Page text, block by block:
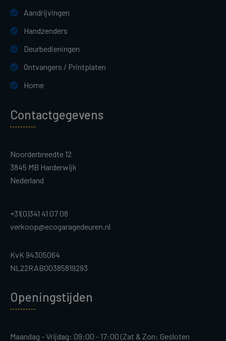
Aandrijvingen
Handzenders
Deurbedieningen
Ontvangers / Printplaten
Home
Contactgegevens
Noorderbreedte 12
3845 MB Harderwijk
Nederland
+31(0)341 41 07 08
verkoop@ecogaragedeuren.nl
KvK 94305064
NL22RABO0385819293
Openingstijden
Maandag - Vrijdag: 09:00 - 17:00 (Zat & Zon: Gesloten